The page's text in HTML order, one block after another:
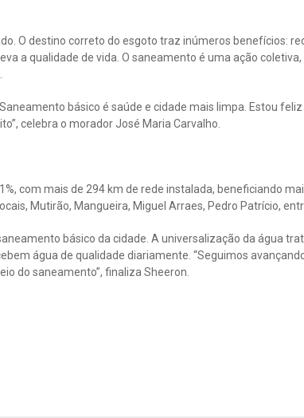
O destino correto do esgoto traz inúmeros benefícios:
a qualidade de vida. O saneamento é uma ação coletiva,
básico é saúde e cidade mais limpa. Estou
celebra o morador José Maria Carvalho.
com mais de 294 km de rede instalada, beneficiando
Mutirão, Mangueira, Miguel Arraes, Pedro Patrício,
básico da cidade. A universalização da água
água de qualidade diariamente. “Seguimos
do saneamento”, finaliza Sheeron.